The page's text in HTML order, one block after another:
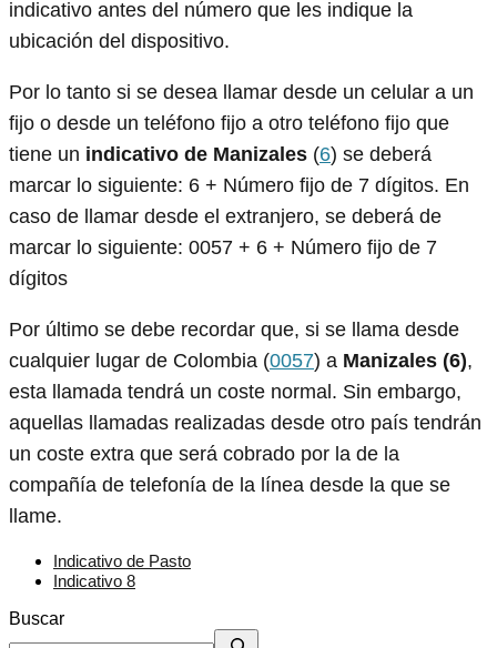
indicativo antes del número que les indique la
ubicación del dispositivo.
Por lo tanto si se desea llamar desde un celular a un
fijo o desde un teléfono fijo a otro teléfono fijo que
tiene un indicativo de Manizales (6) se deberá
marcar lo siguiente: 6 + Número fijo de 7 dígitos. En
caso de llamar desde el extranjero, se deberá de
marcar lo siguiente: 0057 + 6 + Número fijo de 7
dígitos
Por último se debe recordar que, si se llama desde
cualquier lugar de Colombia (0057) a Manizales (6),
esta llamada tendrá un coste normal. Sin embargo,
aquellas llamadas realizadas desde otro país tendrán
un coste extra que será cobrado por la de la
compañía de telefonía de la línea desde la que se
llame.
Indicativo de Pasto
Indicativo 8
Buscar